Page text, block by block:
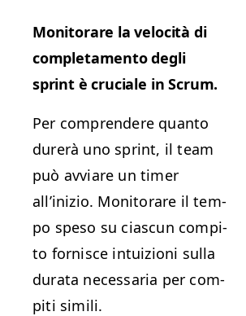
Mon­i­torare la veloc­ità di
com­ple­ta­men­to degli
sprint è cru­ciale in Scrum.
Per com­pren­dere quan­to
dur­erà uno sprint, il team
può avviare un timer
all’inizio. Mon­i­torare il tem­
po spe­so su cias­cun com­pi­
to for­nisce intu­izioni sul­la
dura­ta nec­es­saria per com­
pi­ti simili.